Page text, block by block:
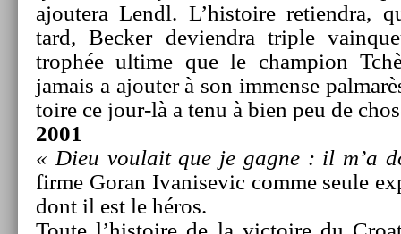
ajoutera Lendl. L’his­toire re­tiendra,
tard, Be­ck­er de­viendra tri­ple
trophée ul­time que le champ­ion
jamais a ajout­er à son im­men­se
toire ce jour-là a tenu à bien peu de
2001
« Dieu voulait que je gagne : il m’a
firme Goran Ivanisevic comme seule
dont il est le héros.